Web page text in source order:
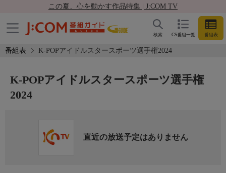
この夏、心を動かす作品特集 | J:COM TV
CS番組一覧 番組表
検索
番組表 K-POPアイドルスタースポーツ選手権2024
K-POPアイドルスタースポーツ選手権
2024
直近の放送予定はありません